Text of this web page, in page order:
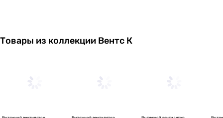
Товары из коллекции Вентс К